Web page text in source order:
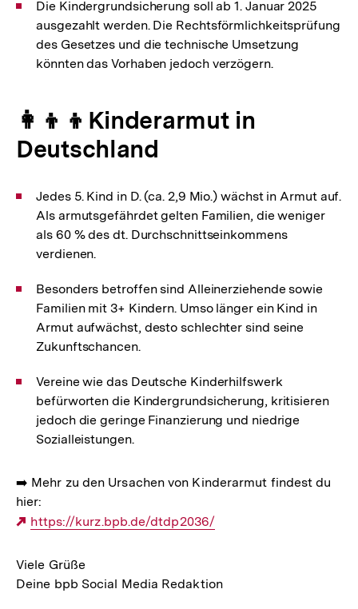
Die Kindergrundsicherung soll ab 1. Januar 2025
ausgezahlt werden. Die Rechtsförmlichkeitsprüfung
des Gesetzes und die technische Umsetzung
könnten das Vorhaben jedoch verzögern.
👩‍👦‍👦Kinderarmut in
Deutschland
Jedes 5. Kind in D. (ca. 2,9 Mio.) wächst in Armut auf.
Als armutsgefährdet gelten Familien, die weniger
als 60 % des dt. Durchschnittseinkommens
verdienen.
Besonders betroffen sind Alleinerziehende sowie
Familien mit 3+ Kindern. Umso länger ein Kind in
Armut aufwächst, desto schlechter sind seine
Zukunftschancen.
Vereine wie das Deutsche Kinderhilfswerk
befürworten die Kindergrundsicherung, kritisieren
jedoch die geringe Finanzierung und niedrige
Sozialleistungen.
➡️ Mehr zu den Ursachen von Kinderarmut findest du
hier:
Externer
https://kurz.bpb.de/dtdp2036/
Viele Grüße
Deine bpb Social Media Redaktion